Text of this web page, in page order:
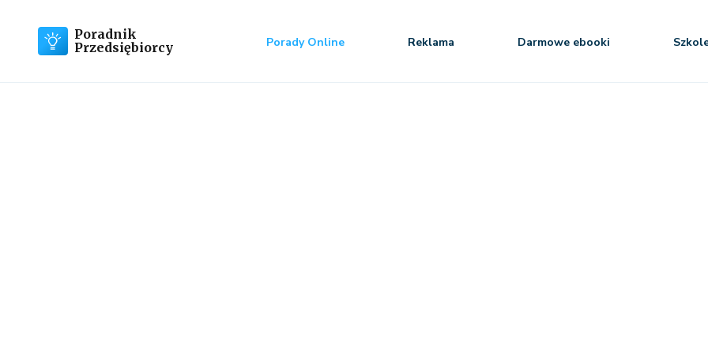
Poradnik
Przedsiębiorcy
Porady Online Reklama Darmowe ebooki